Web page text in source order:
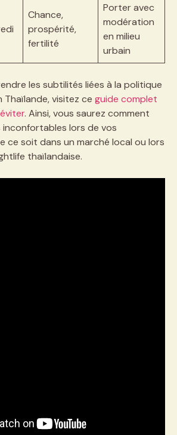
Chance,
prospérité,
fertilité
Porter avec
modération
en milieu
urbain
les subtilités liées à la politique
visitez ce guide complet
. Ainsi, vous saurez comment
inconfortables lors de vos
ce soit dans un marché local ou lors
thaïlandaise.